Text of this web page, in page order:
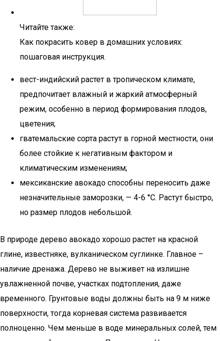
Читайте также:
Как покрасить ковер в домашних условиях:
пошаговая инструкция.
вест-индийский растет в тропическом климате,
предпочитает влажный и жаркий атмосферный
режим, особенно в период формирования плодов,
цветения;
гватемальские сорта растут в горной местности, они
более стойкие к негативным фактором и
климатическим изменениям;
мексиканские авокадо способны переносить даже
незначительные заморозки, — 4-6 °С. Растут быстро,
но размер плодов небольшой.
В природе дерево авокадо хорошо растет на красной
глине, известняке, вулканическом суглинке. Главное –
наличие дренажа. Дерево не выживет на излишне
увлажненной почве, участках подтопления, даже
временного. Грунтовые воды должны быть на 9 м ниже
поверхности, тогда корневая система развивается
полноценно. Чем меньше в воде минеральных солей, тем